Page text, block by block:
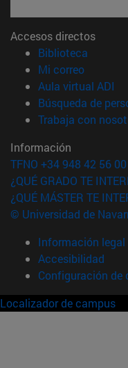
Accesos directos
Biblioteca
Mi correo(abre en
Aula virtual ADI
Búsqueda de
Trabaja con
Información
TFNO +34 948 42 56 00
¿QUÉ GRADO TE
¿QUÉ MÁSTER TE
© Universidad de
Información legal
Accesibilidad
Configuración de
Localizador de campus